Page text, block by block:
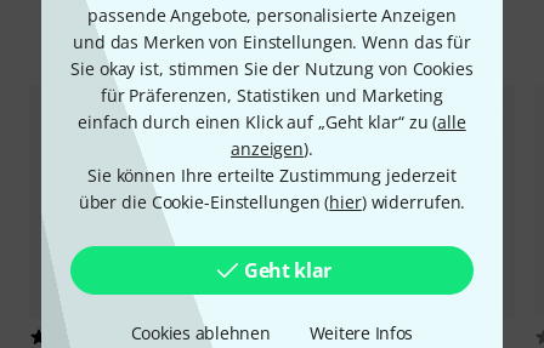
passende Angebote, personalisierte Anzeigen
und das Merken von Einstellungen. Wenn das für
Sie okay ist, stimmen Sie der Nutzung von Cookies
für Präferenzen, Statistiken und Marketing
einfach durch einen Klick auf „Geht klar“ zu (alle
anzeigen).
Sie können Ihre erteilte Zustimmung jederzeit
über die Cookie-Einstellungen (hier) widerrufen.
Geht klar
Cookies ablehnen Weitere Infos
Alternativen vergleichen
2 1